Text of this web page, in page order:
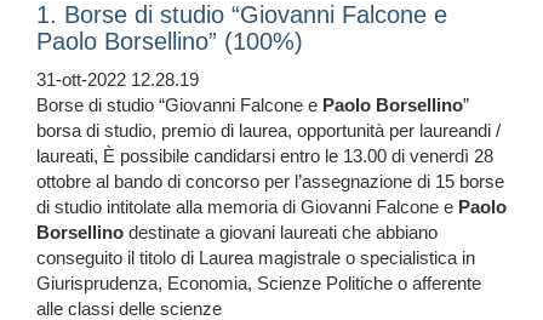
1. Borse di studio “Giovanni Falcone e
Paolo Borsellino” (100%)
31-ott-2022 12.28.19
Borse di studio “Giovanni Falcone e Paolo Borsellino”
borsa di studio, premio di laurea, opportunità per laureandi /
laureati, È possibile candidarsi entro le 13.00 di venerdì 28
ottobre al bando di concorso per l’assegnazione di 15 borse
di studio intitolate alla memoria di Giovanni Falcone e Paolo
Borsellino destinate a giovani laureati che abbiano
conseguito il titolo di Laurea magistrale o specialistica in
Giurisprudenza, Economia, Scienze Politiche o afferente
alle classi delle scienze